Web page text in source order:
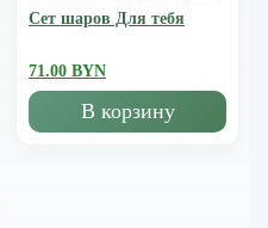
Сет шаров Для тебя
71.00 BYN
В корзину